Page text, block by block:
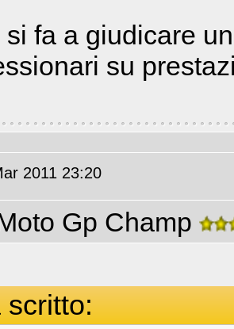
si fa a giudicare
su
2011 23:20
Gp Champ
scritto: